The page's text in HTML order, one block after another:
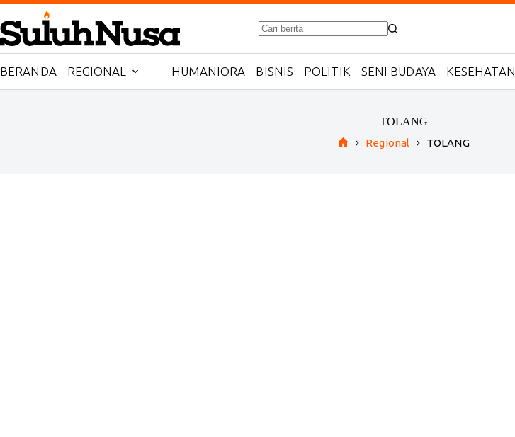
Skip
to
content
No
BERANDA REGIONAL HUMANIORA BISNIS POLITIK SENI BUDAYA KESEHATAN
TOLANG
Regional TOLANG